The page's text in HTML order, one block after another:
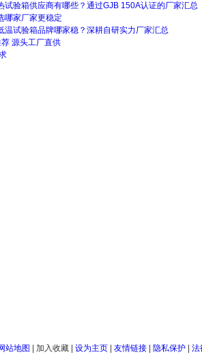
试验箱供应商有哪些？通过GJB 150A认证的厂家汇总
哪家厂家更稳定
温试验箱品牌哪家稳？深耕自研实力厂家汇总
源头工厂直供
站地图 加入收藏| 设为主页| 友情链接| 隐私保护| 法